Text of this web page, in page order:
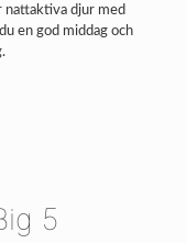
djur med
en god middag och
5